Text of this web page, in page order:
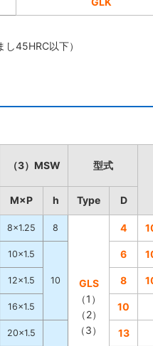
45HRC以下）
（3）MSW 型式
M×P h Type D
8×1.25 8
GLS
（1）
（2）
（3）
4
10×1.5
10
6
12×1.5 8
16×1.5 10
20×1.5 13